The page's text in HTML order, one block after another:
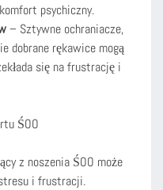
psychiczny.
– Sztywne ochraniacze,
dobrane rękawice mogą
się na frustrację i
ŚOO
z noszenia ŚOO może
i frustracji.